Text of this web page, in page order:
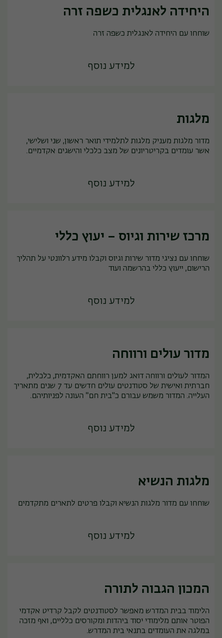
היחידה לאנגלית כשפה זרה
שוחחו עם היחידה לאנגלית כשפה זרה
למידע נוסף
מלגות
מדור מלגות מעניק מלגות לתלמידי תואר ראשון, שני ושלישי,
אשר עומדים בקריטריונים של מצב כלכלי והישגים אקדמיים.
למידע נוסף
מרכז שירות וגיוס – יעוץ כללי
שוחחו עם נציגי מדור שירות וגיוס וקבלו מידע רלוונטי על תהליך
הרישום, ייעוץ כללי בהרשמה ועוד
למידע נוסף
מדור עולים ורווחה
המדור לעולים ורווחה דואג למען רווחתם האקדמית, כלכלית,
חברתית ואישית של סטודנטים עולים חדשים עד 7 שנים מתאריך
העלייה. המדור משמש עבורם כ"בית חם" העונה לפניותיהם.
למידע נוסף
מלגות הנשיא
שוחחו עם מדור מלגות הנשיא וקבלו פרטים לתארים מתקדמים
למידע נוסף
המכון הגבוה לתורה
הלימוד בבית המדרש מאפשר לסטודנטים לקבל קרדיט אקדמי
הפוטר אותם מלימודי יסוד ביהדות ומקורסים כלליים, ואף מזכה
במלגה את העומדים בתנאי בית המדרש.